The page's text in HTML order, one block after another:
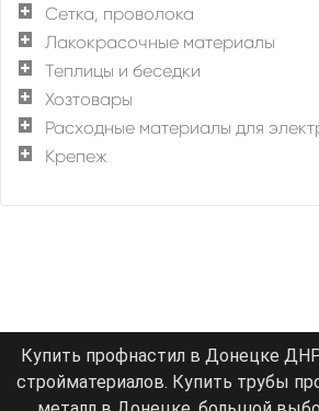
Сетка, проволока
Лакокрасочные материалы
Теплицы и беседки
Хозтовары
Расходные материалы для
Крепеж
Купить профнастил в Донецке
стройматериалов. Купить трубы